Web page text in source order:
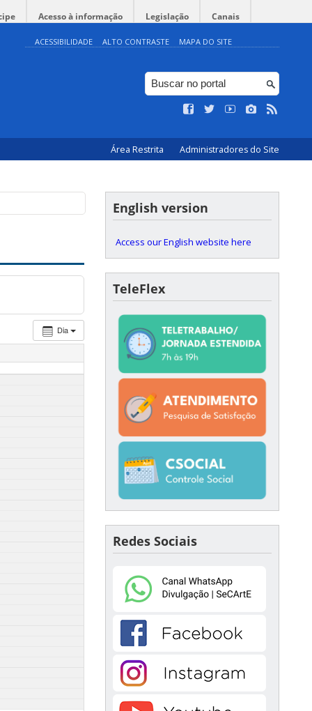
Acesso à informação Legislação Canais
ACESSIBILIDADE ALTO CONTRASTE MAPA DO SITE
Área Restrita Administradores do Site
Dia
English version
Access our English website here
TeleFlex
Redes Sociais